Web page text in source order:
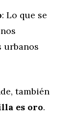
: Lo que se
urbanos
también
es oro.